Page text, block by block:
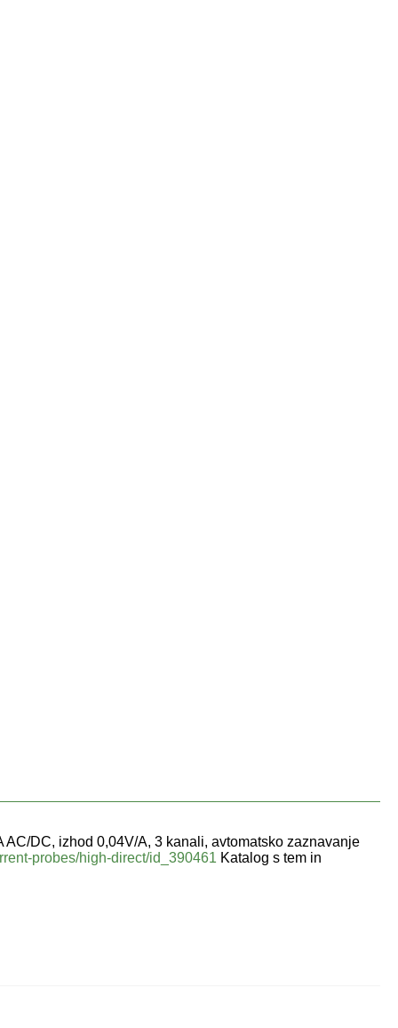
DC, izhod 0,04V/A, 3 kanali, avtomatsko zaznavanje
probes/high-direct/id_390461 Katalog s tem in